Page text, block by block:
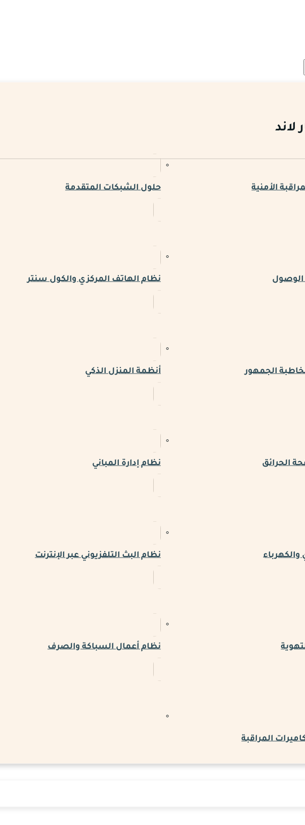
لاند
الأمنية حلول الشبكات المتقدمة
الوصول نظام الهاتف المركزي والكول سنتر
الجمهور أنظمة المنزل الذكي
الحرائق نظام إدارة المباني
نظام البث التلفزيوني عبر الإنترنت
نظام أعمال السباكة والصرف
المراقبة